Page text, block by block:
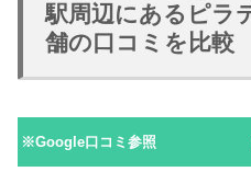
駅周辺にあるピラ
舗の口コミを比較
※Google口コミ参照